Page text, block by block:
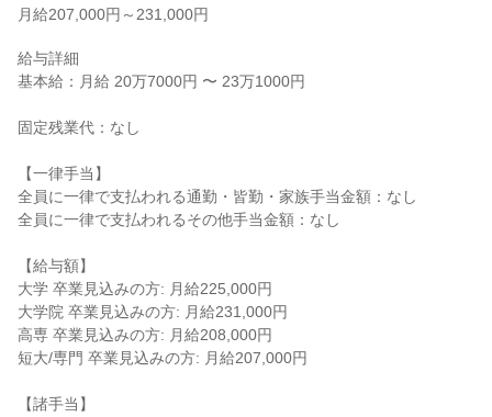
月給207,000円～231,000円
給与詳細
基本給：月給 20万7000円 〜 23万1000円
固定残業代：なし
【一律手当】
全員に一律で支払われる通勤・皆勤・家族手当金額：なし
全員に一律で支払われるその他手当金額：なし
【給与額】
大学 卒業見込みの方: 月給225,000円
大学院 卒業見込みの方: 月給231,000円
高専 卒業見込みの方: 月給208,000円
短大/専門 卒業見込みの方: 月給207,000円
【諸手当】